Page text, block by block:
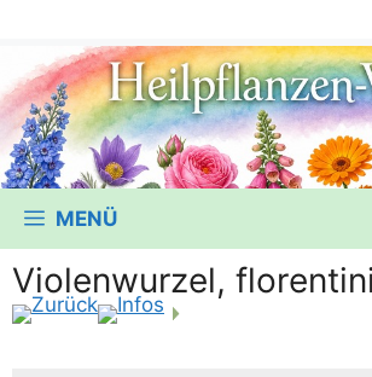
MENÜ
Violenwurzel,